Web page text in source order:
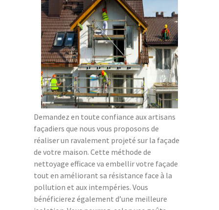
Demandez en toute confiance aux artisans
façadiers que nous vous proposons de
réaliser un ravalement projeté sur la façade
de votre maison. Cette méthode de
nettoyage efficace va embellir votre façade
tout en améliorant sa résistance face à la
pollution et aux intempéries. Vous
bénéficierez également d’une meilleure